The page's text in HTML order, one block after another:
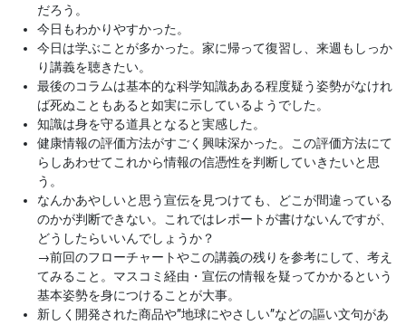
だろう。
今日もわかりやすかった。
今日は学ぶことが多かった。家に帰って復習し、来週もしっか
り講義を聴きたい。
最後のコラムは基本的な科学知識あある程度疑う姿勢がなけれ
ば死ぬこともあると如実に示しているようでした。
知識は身を守る道具となると実感した。
健康情報の評価方法がすごく興味深かった。この評価方法にて
らしあわせてこれから情報の信憑性を判断していきたいと思
う。
なんかあやしいと思う宣伝を見つけても、どこが間違っている
のかが判断できない。これではレポートが書けないんですが、
どうしたらいいんでしょうか？
→前回のフローチャートやこの講義の残りを参考にして、考え
てみること。マスコミ経由・宣伝の情報を疑ってかかるという
基本姿勢を身につけることが大事。
新しく開発された商品や”地球にやさしい”などの謳い文句があ